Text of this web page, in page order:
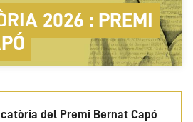
2026 : PREMI
del Premi Bernat Capó